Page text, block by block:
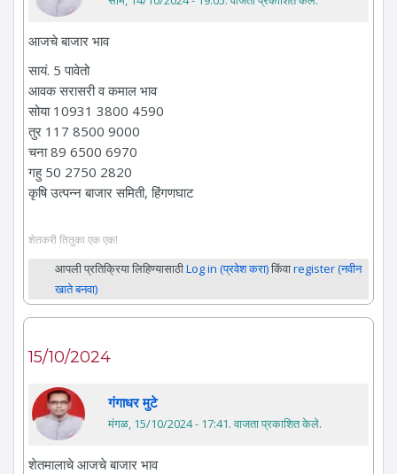
आजचे बाजार भाव
सायं. 5 पावेतो
आवक सरासरी व कमाल भाव
सोया 10931 3800 4590
तुर 117 8500 9000
चना 89 6500 6970
गहु 50 2750 2820
कृषि उत्पन्न बाजार समिती, हिंगणघाट
शेतकरी तितुका एक एक!
आपली प्रतिक्रिया लिहिण्यासाठीLog in (प्रवेश करा)किंवाregister (नवीन
खाते बनवा)
15/10/2024
गंगाधर मुटे
मंगळ, 15/10/2024 - 17:41. वाजता प्रकाशित केले.
शेतमालाचे आजचे बाजार भाव